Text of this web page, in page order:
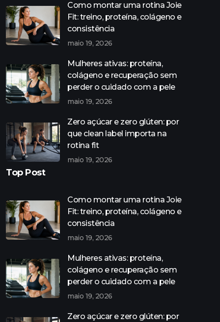
Como montar uma rotina Joie
Fit: treino, proteína, colágeno e
consistência
maio 19, 2026
Mulheres ativas: proteína,
colágeno e recuperação sem
perder o cuidado com a pele
maio 19, 2026
Zero açúcar e zero glúten: por
que clean label importa na
rotina fit
maio 19, 2026
Top Post
Como montar uma rotina Joie
Fit: treino, proteína, colágeno e
consistência
maio 19, 2026
Mulheres ativas: proteína,
colágeno e recuperação sem
perder o cuidado com a pele
maio 19, 2026
Zero açúcar e zero glúten: por